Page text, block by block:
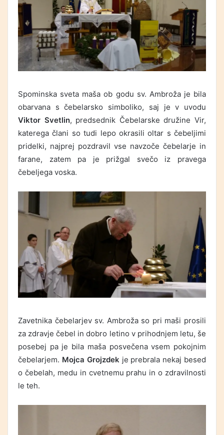
Spominska sveta maša ob godu sv. Ambroža je bila
obarvana s čebelarsko simboliko, saj je v uvodu
Viktor Svetlin, predsednik Čebelarske družine Vir,
katerega člani so tudi lepo okrasili oltar s čebeljimi
pridelki, najprej pozdravil vse navzoče čebelarje in
farane, zatem pa je prižgal svečo iz pravega
čebeljega voska.
Zavetnika čebelarjev sv. Ambroža so pri maši prosili
za zdravje čebel in dobro letino v prihodnjem letu, še
posebej pa je bila maša posvečena vsem pokojnim
čebelarjem. Mojca Grojzdekje prebrala nekaj besed
o čebelah, medu in cvetnemu prahu in o zdravilnosti
le teh.